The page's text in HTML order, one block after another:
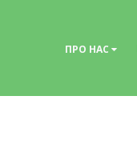
ПРО НАС